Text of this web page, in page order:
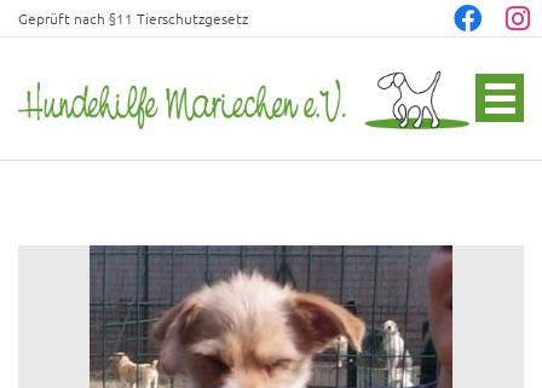
Geprüft nach §11 Tierschutzgesetz